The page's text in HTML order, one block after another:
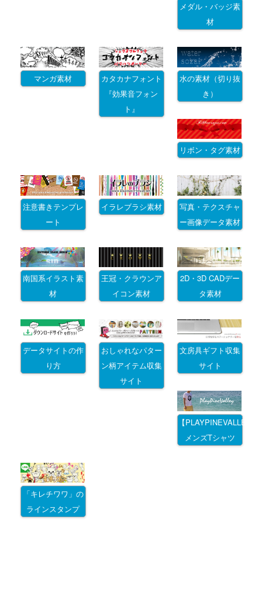
メダル・バッジ素
材
マンガ素材
カタカナフォント
『効果音フォン
ト』
水の素材（切り抜
き）
リボン・タグ素材
注意書きテンプレ
ート
イラレブラシ素材
写真・テクスチャ
ー画像データ素材
南国系イラスト素
材
王冠・クラウンア
イコン素材
2D・3D CADデー
タ素材
データサイトの作
り方
おしゃれなパター
ン柄アイテム収集
サイト
文房具ギフト収集
サイト
【PLAYPINEVALLEY
メンズTシャツ
「キレチワワ」の
ラインスタンプ